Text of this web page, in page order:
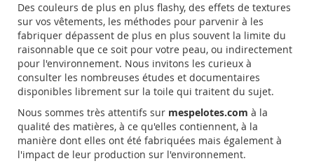
Des couleurs de plus en plus flashy, des effets de textures
sur vos vêtements, les méthodes pour parvenir à les
fabriquer dépassent de plus en plus souvent la limite du
raisonnable que ce soit pour votre peau, ou indirectement
pour l'environnement. Nous invitons les curieux à
consulter les nombreuses études et documentaires
disponibles librement sur la toile qui traitent du sujet.
Nous sommes très attentifs sur mespelotes.com à la
qualité des matières, à ce qu'elles contiennent, à la
manière dont elles ont été fabriquées mais également à
l'impact de leur production sur l'environnement.